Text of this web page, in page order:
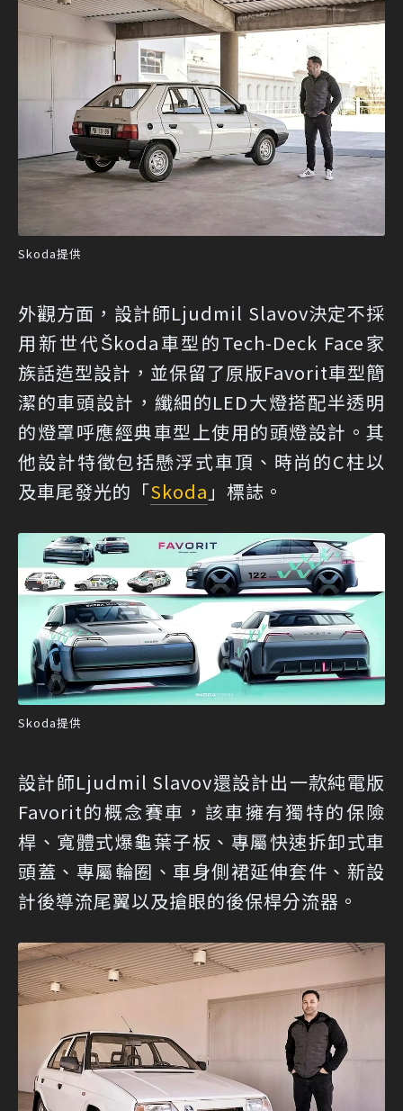
Skoda提供
外觀方面，設計師Ljudmil Slavov決定不採
用新世代Škoda車型的Tech-Deck Face家
族話造型設計，並保留了原版Favorit車型簡
潔的車頭設計，纖細的LED大燈搭配半透明
的燈罩呼應經典車型上使用的頭燈設計。其
他設計特徵包括懸浮式車頂、時尚的C柱以
及車尾發光的「Skoda 」標誌。
Skoda提供
設計師Ljudmil Slavov還設計出一款純電版
Favorit的概念賽車，該車擁有獨特的保險
桿、寬體式爆龜葉子板、專屬快速拆卸式車
頭蓋、專屬輪圈、車身側裙延伸套件、新設
計後導流尾翼以及搶眼的後保桿分流器。